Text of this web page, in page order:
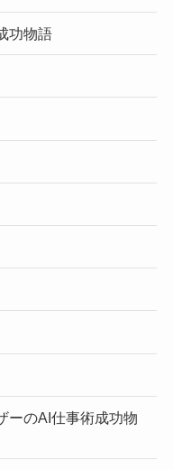
功物語
ーのAI仕事術成功物